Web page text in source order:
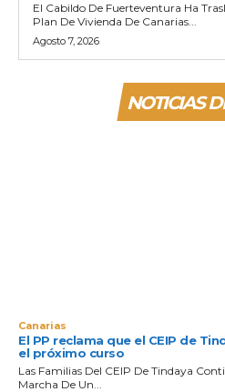
El Cabildo De Fuerteventura Ha
Plan De Vivienda De Canarias...
Agosto 7, 2026
NOTICIAS
Canarias
El PP reclama que el CEIP de
el próximo curso
Las Familias Del CEIP De Tindaya
Marcha De Un...